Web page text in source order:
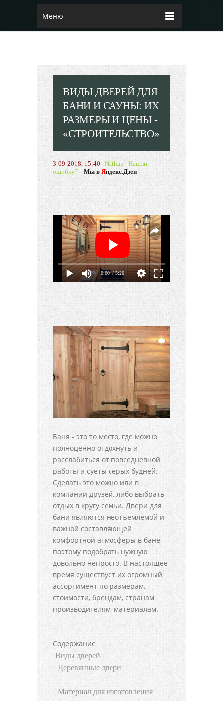
Меню
ВИДЫ ДВЕРЕЙ ДЛЯ
БАНИ И САУНЫ: ИХ
РАЗМЕРЫ И ЦЕНЫ -
«СТРОИТЕЛЬСТВО»
3-09-2018, 15:40 Nathan Нашли
ошибку?
Мы в Яндекс.Дзен
0:00 / 5:20
Баня - это то место, где можно
полноценно отдохнуть и
расслабиться от повседневной
работы и суеты серых будней.
Сделать это можно или в
компании друзей, либо выбрать
отдых в кругу семьи. Двери для
бани являются неотъемлемой и
важной составляющей
комфортной атмосферы в бане,
поэтому подобрать нужную
довольно непросто. В настоящее
время существует их огромный
ассортимент по размерам,
стоимости, брендам, странам
производителям, материалам.
Содержание
Виды дверей
Деревянные двери
Материал для изготовления